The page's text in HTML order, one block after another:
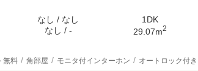
なし / なし
なし / -
1DK
29.07m2
無料 角部屋 モニタ付インターホン オートロック付き